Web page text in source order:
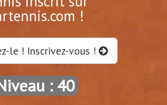
!
le ! Inscrivez-vous !
: 40